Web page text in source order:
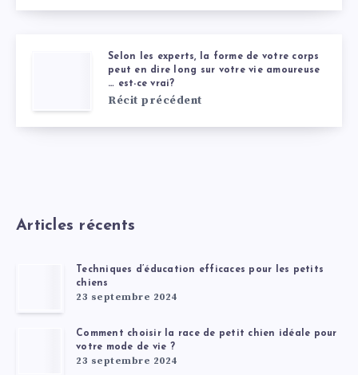
Selon les experts, la forme de votre corps
peut en dire long sur votre vie amoureuse
… est-ce vrai?
Récit précédent
Articles récents
Techniques d’éducation efficaces pour les petits
chiens
23 septembre 2024
Comment choisir la race de petit chien idéale pour
votre mode de vie ?
23 septembre 2024